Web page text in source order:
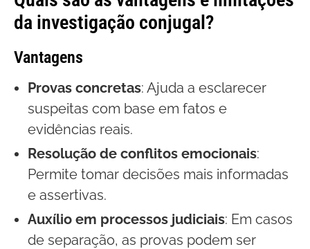
da investigação conjugal?
Vantagens
Provas concretas: Ajuda a esclarecer
suspeitas com base em fatos e
evidências reais.
Resolução de conflitos emocionais:
Permite tomar decisões mais informadas
e assertivas.
Auxílio em processos judiciais: Em casos
de separação, as provas podem ser